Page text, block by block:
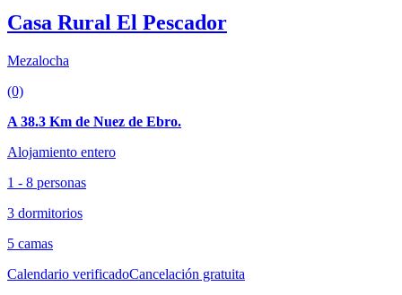
Casa Rural El Pescador
Mezalocha
(0)
A 38.3 Km de Nuez de Ebro.
Alojamiento entero
1 - 8 personas
3 dormitorios
5 camas
Calendario verificadoCancelación gratuita